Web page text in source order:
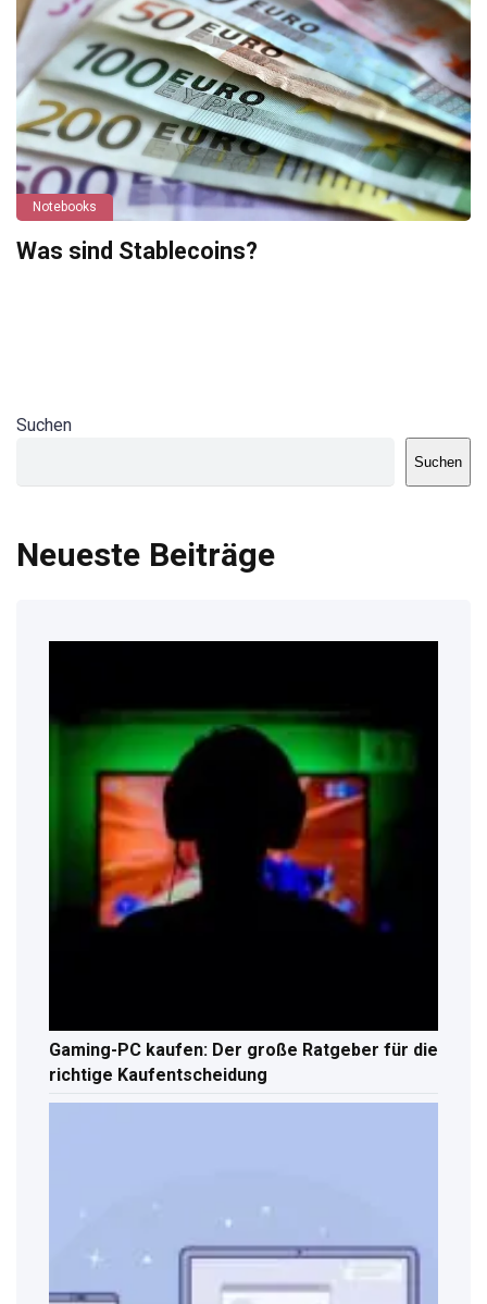
Notebooks
Was sind Stablecoins?
Suchen
Suchen
Neueste Beiträge
Gaming-PC kaufen: Der große Ratgeber für die
richtige Kaufentscheidung